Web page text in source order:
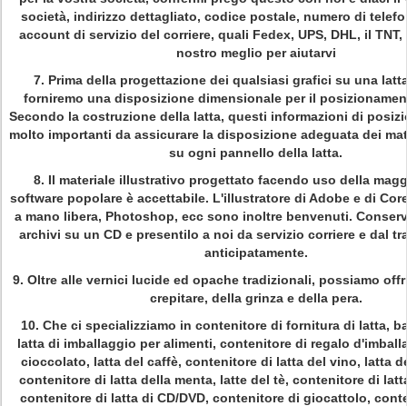
società, indirizzo dettagliato, codice postale, numero di
account di servizio del corriere, quali Fedex, UPS, DHL, il TNT,
nostro meglio per aiutarvi
7. Prima della progettazione dei qualsiasi grafici su una
forniremo una disposizione dimensionale per il
Secondo la costruzione della latta, questi informazioni di
molto importanti da assicurare la disposizione adeguata dei
su ogni pannello della latta.
8. Il materiale illustrativo progettato facendo uso della
software popolare è accettabile. L'illustratore di Adobe e di
a mano libera, Photoshop, ecc sono inoltre benvenuti.
archivi su un CD e presentilo a noi da servizio corriere e dal
anticipatamente.
9. Oltre alle vernici lucide ed opache tradizionali, possiamo
crepitare, della grinza e della pera.
10. Che ci specializziamo in contenitore di fornitura di latta,
latta di imballaggio per alimenti, contenitore di regalo
cioccolato, latta del caffè, contenitore di latta del vino, latta
contenitore di latta della menta, latte del tè, contenitore di
contenitore di latta di CD/DVD, contenitore di giocattolo,